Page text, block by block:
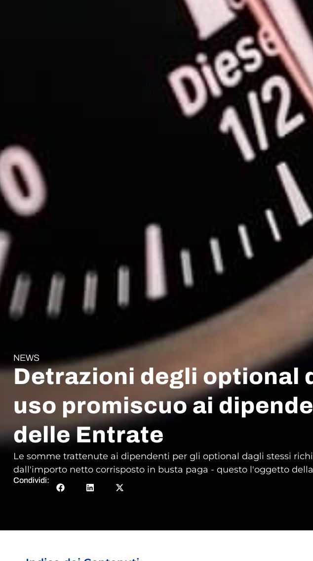
NEWS
Detrazioni degli optional
uso promiscuo ai
delle Entrate
Le somme trattenute ai dipendenti per gli optional dagli stessi
dall'importo netto corrisposto in busta paga - questo l'oggetto della
Condividi: